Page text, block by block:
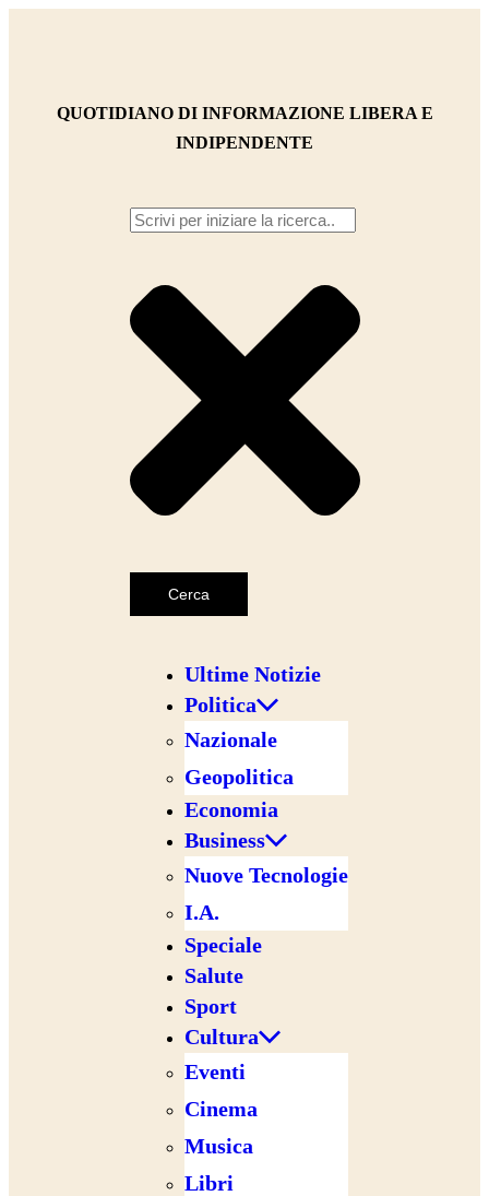
QUOTIDIANO DI INFORMAZIONE LIBERA E
INDIPENDENTE
Cerca
Ultime Notizie
Politica
Nazionale
Geopolitica
Economia
Business
Nuove Tecnologie
I.A.
Speciale
Salute
Sport
Cultura
Eventi
Cinema
Musica
Libri